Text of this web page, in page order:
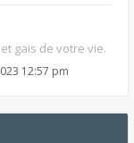
gais de votre vie.
12:57 pm